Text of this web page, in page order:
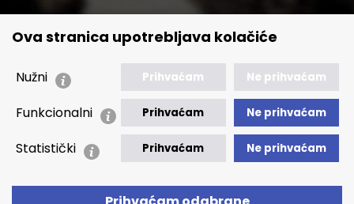
Ova stranica upotrebljava kolačiće
Nužni Prihvaćam Ne prihvaćam
Funkcionalni Prihvaćam Ne prihvaćam
Statistički Prihvaćam Ne prihvaćam
🢒 Natječaji
🢒 Javna nabava
🢒 Izvještaji